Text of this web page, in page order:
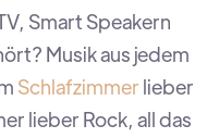
Smart Speakern
Musik aus jedem
Schlafzimmer lieber
lieber Rock, all das